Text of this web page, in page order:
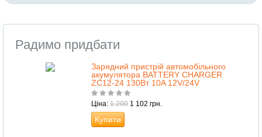
Радимо придбати
Зарядний пристрій автомобільного
акумулятора BATTERY CHARGER
ZC12-24 130Вт 10A 12V/24V
Ціна: 1 200 1 102 грн.
Купити